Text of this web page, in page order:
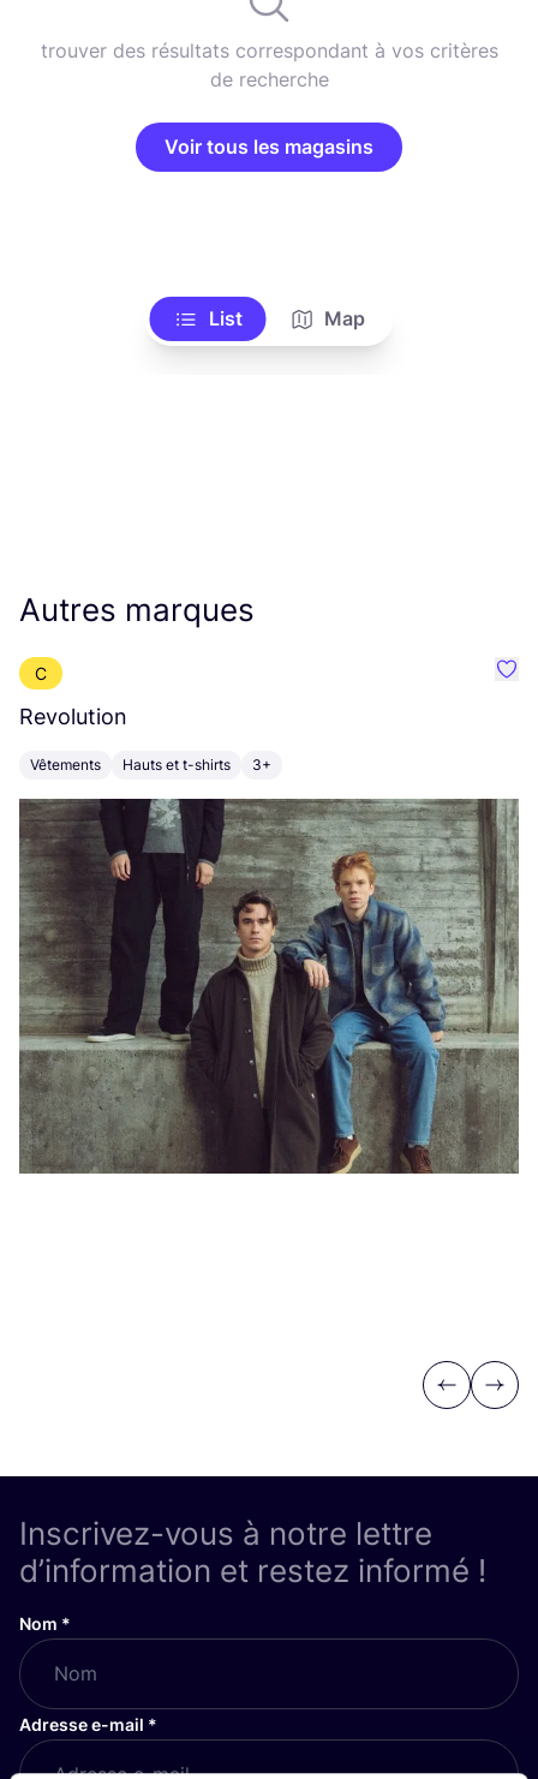
trouver des résultats correspondant à vos critères
de recherche
Voir tous les magasins
List Map
Autres marques
C
Revolution
Vêtements Hauts et t-shirts 3+
Previous
Next
Inscrivez-vous à notre lettre
d’information et restez informé !
Nom *
Adresse e-mail *